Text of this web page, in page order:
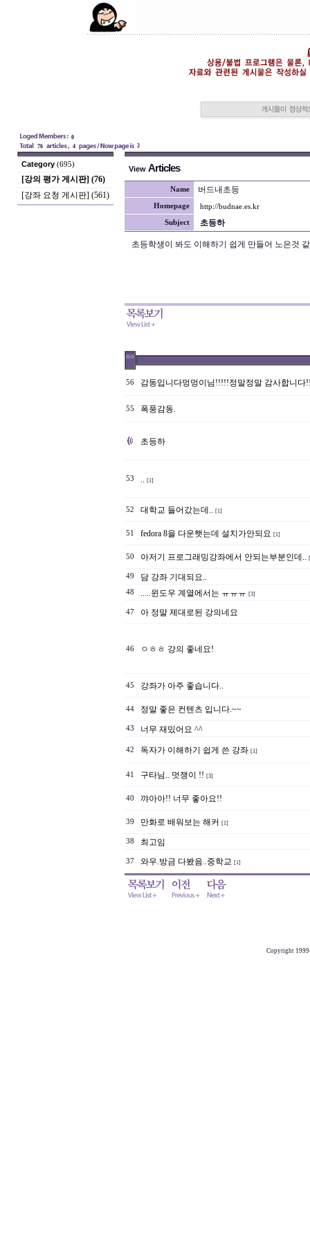
0
76
4 2
Category (695)
[강의 평가 게시판] (76)
[강좌 요청 게시판] (561)
View Articles
Name 버드내초등
Homepage http://budnae.es.kr
Subject 초등하
초등학생이 봐도 이해하기 쉽게 만들어 노은것
no
56 감동입니다멍멍이님!!!!!정말정말 감사합니
55 폭풍감동.
초등하
53 .. [1]
52 대학교 들어갔는데.. [1]
51 fedora 8을 다운햇는데 설치가안되요 [1]
50 아저기 프로그래밍강좌에서 안되는부분인데..
49 담 강좌 기대되요..
48 .....윈도우 계열에서는 ㅠㅠㅠ [3]
47 아 정말 제대로된 강의네요
46 ㅇㅎㅎ 강의 좋네요!
45 강좌가 아주 좋습니다..
44 정말 좋은 컨텐츠 입니다.~~
43 너무 재밌어요 ^^
42 독자가 이해하기 쉽게 쓴 강좌 [1]
41 구타님.. 멋쟁이 !! [3]
40 꺄아아!! 너무 좋아요!!
39 만화로 배워보는 해커 [1]
38 최고임
37 와우.방금 다봤음..중학교 [1]
Copyright